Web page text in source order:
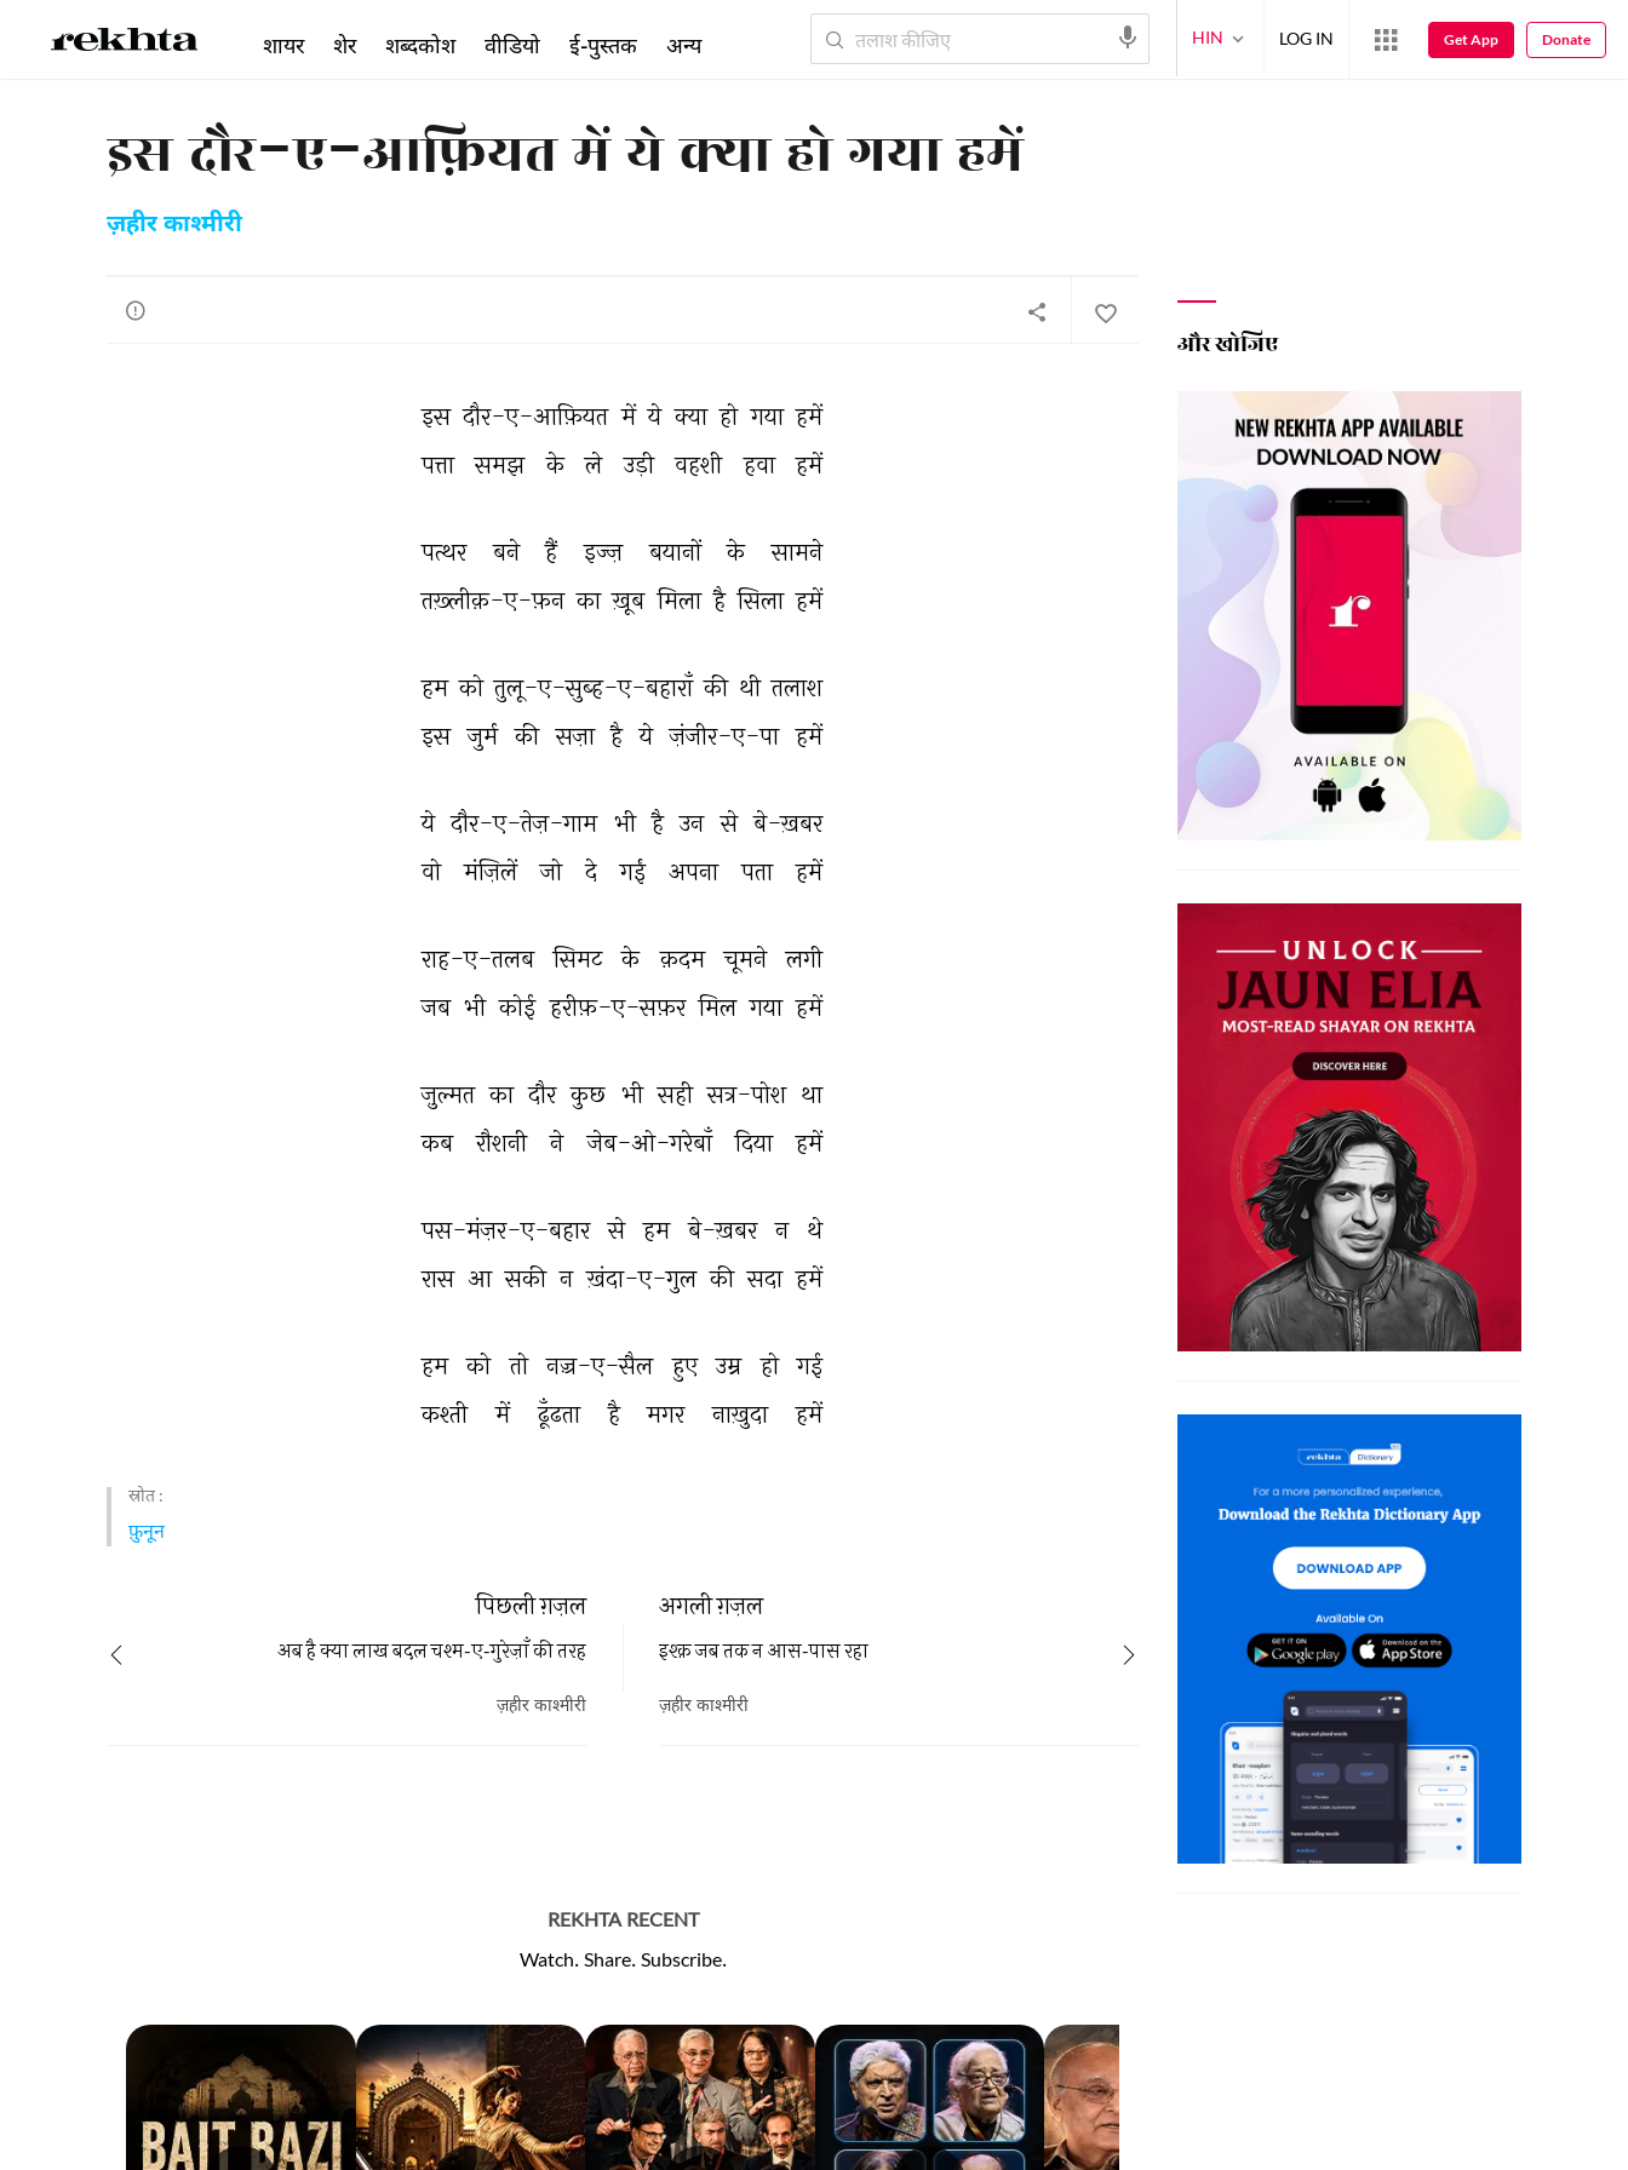
इस दौर-ए-आफ़ियत में ये क्या हो गया हमें
ज़हीर काश्मीरी
इस दौर-ए-आफ़ियत में ये क्या हो गया हमें
पत्ता
समझ के ले उड़ी वहशी हवा हमें
पत्थर बने हैं इज्ज़ बयानों के
सामने
तख़्लीक़-ए-फ़न का ख़ूब मिला है सिला हमें
हम को तुलू-ए-सुब्ह-ए-बहाराँ की थी तलाश
इस जुर्म की सज़ा है ये ज़ंजीर-ए-पा हमें
ये दौर-ए-तेज़-गाम भी है उन से बे-ख़बर
वो
मंज़िलें जो दे गईं अपना पता हमें
राह-ए-तलब सिमट के क़दम चूमने लगी
जब भी कोई हरीफ़-ए-सफ़र मिल गया हमें
ज़ुल्मत का दौर कुछ भी सही सत्र-पोश था
कब
रौशनी ने जेब-ओ-गरेबाँ दिया हमें
पस-मंज़र-ए-बहार से हम बे-ख़बर न थे
रास आ सकी न ख़ंदा-ए-गुल की सदा हमें
हम को तो नज़्र-ए-सैल हुए उम्र हो गई
कश्ती
में ढूँढता है मगर नाख़ुदा हमें
स्रोत :
फ़ुनून
अगली ग़ज़ल
इश्क़ जब तक न आस-पास रहा
ज़हीर काश्मीरी
पिछली ग़ज़ल
अब है क्या लाख बदल चश्म-ए-गुरेज़ाँ की तरह
ज़हीर काश्मीरी
REKHTA RECENT
Watch. Share. Subscribe.
और खोजिए
शायर शेर शब्दकोश वीडियो ई-पुस्तक अन्य HIN LOG IN Get App Donate